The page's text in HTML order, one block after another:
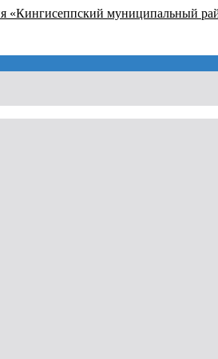
«Кингисеппский муниципальный